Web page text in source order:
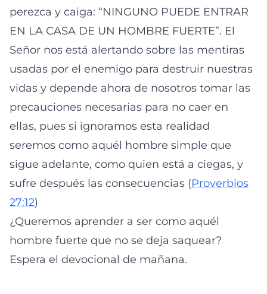
perezca y caiga: “NINGUNO PUEDE ENTRAR
EN LA CASA DE UN HOMBRE FUERTE”. El
Señor nos está alertando sobre las mentiras
usadas por el enemigo para destruir nuestras
vidas y depende ahora de nosotros tomar las
precauciones necesarias para no caer en
ellas, pues si ignoramos esta realidad
seremos como aquél hombre simple que
sigue adelante, como quien está a ciegas, y
sufre después las consecuencias (Proverbios
27:12)
¿Queremos aprender a ser como aquél
hombre fuerte que no se deja saquear?
Espera el devocional de mañana.